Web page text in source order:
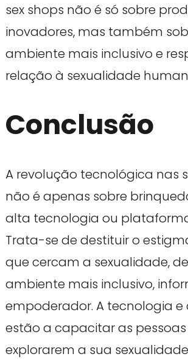
sex shops não é só sobre
inovadores, mas também
ambiente mais inclusivo e
relação à sexualidade
Conclusão
A revolução tecnológica nas
não é apenas sobre
alta tecnologia ou
Trata-se de destituir o
que cercam a sexualidade,
ambiente mais inclusivo,
empoderador. A tecnologia
estão a capacitar as
explorarem a sua